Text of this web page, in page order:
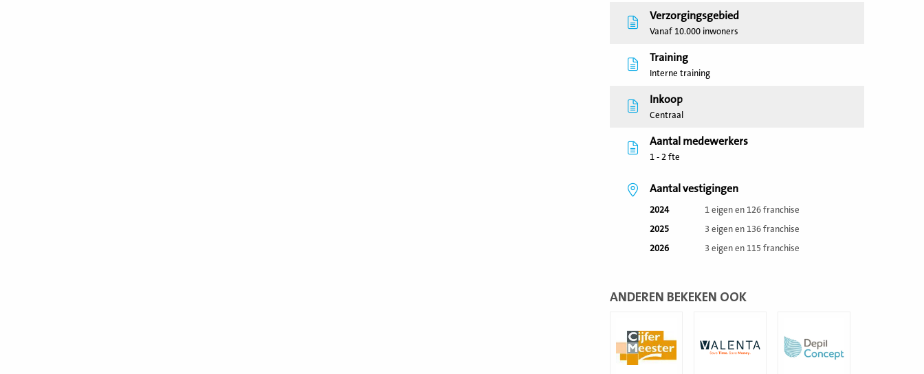
Verzorgingsgebied
Vanaf 10.000 inwoners
Training
Interne training
Inkoop
Centraal
Aantal medewerkers
1 - 2 fte
Aantal vestigingen
2024
1 eigen en 126 franchise
2025
3 eigen en 136 franchise
2026
3 eigen en 115 franchise
ANDEREN BEKEKEN OOK
meer
meer